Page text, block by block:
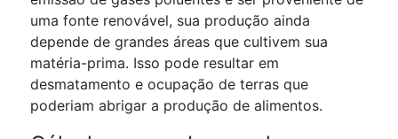
uma fonte renovável, sua produção ainda
depende de grandes áreas que cultivem sua
matéria-prima. Isso pode resultar em
desmatamento e ocupação de terras que
poderiam abrigar a produção de alimentos.